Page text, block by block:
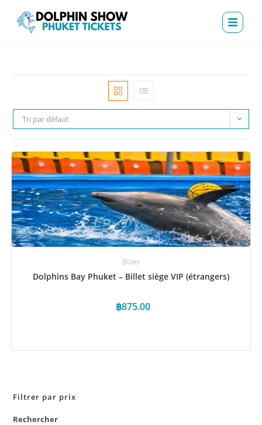
Tri par défaut
Billets
Dolphins Bay Phuket – Billet siège VIP (étrangers)
฿875.00
Filtrer par prix
Rechercher